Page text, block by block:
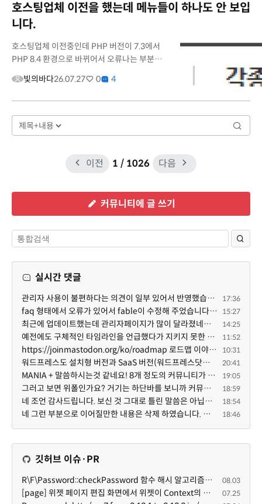
호스팅업체 이전을 했는데 메뉴들이 하나도 안 보입
니다.
호스팅업체 이전중인데 PHP 버전이 7.3에서
PHP 8.4 환경으로 바뀌어서 오류나는 부분은
그런데 오류나는 부분은 대부분 고친거 같은데
빛의바다26.07.27 0 4
이전 1 / 1026 다음
커뮤니티에 글 쓰기
실시간 댓글
관리자 사용이 불편하다는 의견이 일부 있어서 반영했습니다 ㅎㅎ 8.4이상도 지원될 수 있도록 10.5.2 혹은 ... 17:36
faq 형태에서 오류가 있어서 fable이 수정해 주었습니다. 참고하세요. 증상 FAQ형 목록에서 항목을 펼치면 ... 15:27
최근에 업데이트했는데 관리자페이지가 많이 달라졌네요 여기서 모듈 설치하려고 하니 php 8.4.14버전이라 8... 14:25
예전에도 구체적인 타임라인을 언급했다가 지키지 못한 것에 죄송한 마음이 있다 보니 (코어 개발/운영 자체... 11:52
https://joinmastodon.org/ko/roadmap 로드맵 이야기가 나온김에 적자면 공홈에 대략적인 로드맵이 공개되어... 10:31
워드프레스도 설치형 버전과 SaaS 버전(워드프레스닷컴)은 다른 점이 많습니다. SaaS로 제공한다면 GPL 라이... 20:41
MANIA + 말씀하시는것 같네요! 8개 정도의 커뮤니티가 저 MANIA+ 기반으로 구축된거로 알고 있습니다. SaaS ... 19:05
그러고 보면 위폴인가요? 거기는 하단바를 보니까 커뮤니티 빌딩 SaaS 솔루션을 사용하고 있는거 같더라고요... 18:59
네 조언 감사드립니다. 보신 것 그대로 틀린 말씀은 아닙니다. 다만, 배포한 것에 대해 흥미가 떨어져서 뒷... 18:54
네 그런 부분으로 이어질만한 내용은 삭제 하였습니다. 불편을 드려 죄송합니다. 저희는 비즈니스 완성할 수... 18:46
깃허브 이슈·PR
R\F\Password::checkPassword 함수 해시 알고리즘을 암시적으로 호출하는 경우 Argon2id 해시 비교 실패 08.03
[page] 위젯 페이지 편집 화면에서 위젯이 Context의 module_info를 덮어쓰면 저장이 ERR_ACT_IS_NOT_STANDALONE으로 실패 07.25